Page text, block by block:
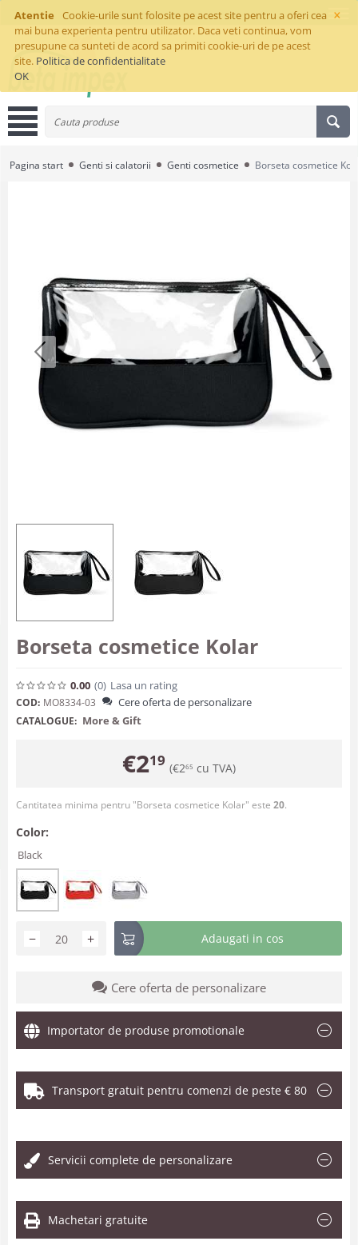
×
Atentie
Cookie-urile sunt folosite pe acest site pentru a oferi cea
mai buna experienta pentru utilizator. Daca veti continua, vom
presupune ca sunteti de acord sa primiti cookie-uri de pe acest
site. Politica de confidentialitate
OK
Pagina start Genti si calatorii Genti cosmetice Borseta cosmetice
Borseta cosmetice Kolar
0.00 (0) Lasa un rating
COD: MO8334-03 Cere oferta de personalizare
CATALOGUE: More & Gift
€219 (€265 cu TVA)
Cantitatea minima pentru "Borseta cosmetice Kolar" este 20.
Color:
Black
+
− Adaugati in cos
Cere oferta de personalizare
Importator de produse promotionale
Transport gratuit pentru comenzi de peste € 80
Servicii complete de personalizare
Machetari gratuite